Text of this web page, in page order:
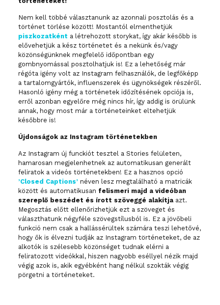
Nem kell többé választanunk az azonnali posztolás és a
történet törlése között! Mostantól elmenthetjük
piszkozatként a létrehozott storykat, így akár később is
elővehetjük a kész történetet és a nekünk és/vagy
közönségünknek megfelelő időpontban egy
gombnyomással posztolhatjuk is! Ez a lehetőség már
régóta igény volt az Instagram felhasználók, de legfőképp
a tartalomgyártók, influenszerek és ügynökségek részéről.
Hasonló igény még a történetek időzítésének opciója is,
erről azonban egyelőre még nincs hír, így addig is örülünk
annak, hogy most már a történeteinket eltehetjük
későbbre is!
Újdonságok az Instagram történetekben
Az Instagram új funckiót tesztel a Stories felületen,
hamarosan megjelenhetnek az automatikusan generált
feliratok a videós történetekben! Ez a hasznos opció
’Closed Captions’ néven lesz megtalálható a matricák
között és automatikusan felismeri majd a videóban
szereplő beszédet és írott szöveggé alakítja azt.
Megosztás előtt ellenőrizhetjük ezt a szöveget és
választhatunk négyféle szövegstílusból is. Ez a jövőbeli
funkció nem csak a hallássérültek számára teszi lehetővé,
hogy ők is élvezni tudják az Instagram történeteket, de az
alkotók is szélesebb közönséget tudnak elérni a
feliratozott videókkal, hiszen nagyobb eséllyel nézik majd
végig azok is, akik egyébként hang nélkül szokták végig
pörgetni a történeteket.